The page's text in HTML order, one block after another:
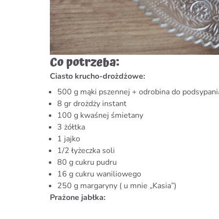
Co potrzeba:
Ciasto krucho-drożdżowe:
500 g mąki pszennej + odrobina do
8 gr drożdży instant
100 g kwaśnej śmietany
3 żółtka
1 jajko
1/2 łyżeczka soli
80 g cukru pudru
16 g cukru waniliowego
250 g margaryny ( u mnie „Kasia”)
Prażone jabłka: